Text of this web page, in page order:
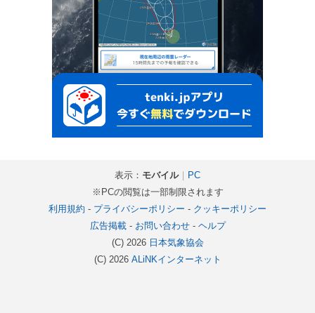
表示： モバイル｜
PC
※PCの閲覧は一部制限されます
利用規約 - プライバシーポリシー - クッキーポリシー
広告掲載- お問い合わせ- ヘルプ
(C) 2026 日本気象協会
(C) 2026 ALiNKインターネット